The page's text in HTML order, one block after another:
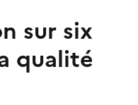
sur six
qualité